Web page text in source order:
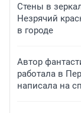
Стены в
Незрячий
в городе
Автор
работала в
написала на